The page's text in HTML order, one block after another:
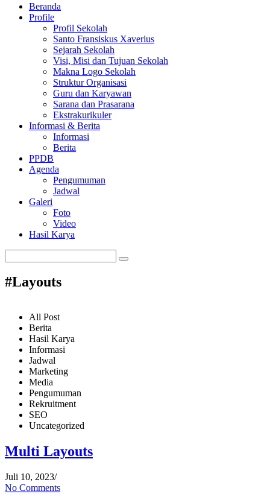
Beranda
Profile
Profil Sekolah
Santo Fransiskus Xaverius
Sejarah Sekolah
Visi, Misi dan Tujuan Sekolah
Makna Logo Sekolah
Struktur Organisasi
Guru dan Karyawan
Sarana dan Prasarana
Ekstrakurikuler
Informasi & Berita
Informasi
Berita
PPDB
Agenda
Pengumuman
Jadwal
Galeri
Foto
Video
Hasil Karya
#Layouts
All Post
Berita
Hasil Karya
Informasi
Jadwal
Marketing
Media
Pengumuman
Rekruitment
SEO
Uncategorized
Multi Layouts
Juli 10, 2023/
No Comments